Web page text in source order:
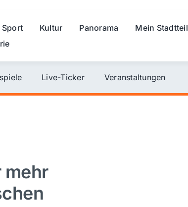
Sport Kultur Panorama
Mein Stadtteil
Live-Ticker Veranstaltungen
mehr